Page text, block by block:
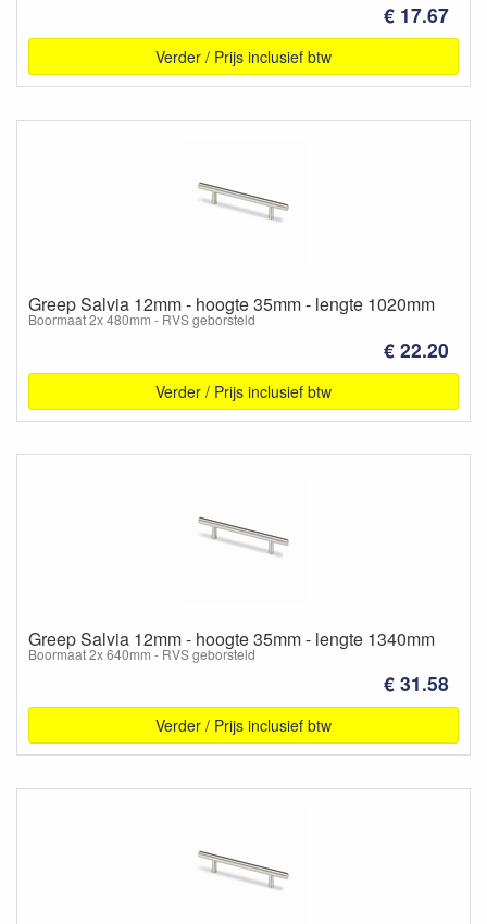
€ 17.67
Verder / Prijs inclusief btw
Greep Salvia 12mm - hoogte 35mm - lengte 1020mm
Boormaat 2x 480mm - RVS geborsteld
€ 22.20
Verder / Prijs inclusief btw
Greep Salvia 12mm - hoogte 35mm - lengte 1340mm
Boormaat 2x 640mm - RVS geborsteld
€ 31.58
Verder / Prijs inclusief btw